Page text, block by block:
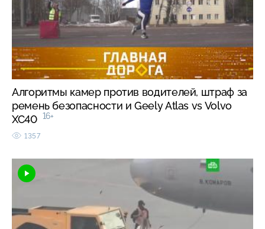
Алгоритмы камер против водителей, штраф за
ремень безопасности и Geely Atlas vs Volvo
XC40 16+
1357